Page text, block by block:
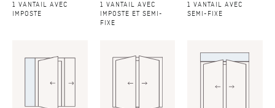
1 VANTAIL AVEC
IMPOSTE
1 VANTAIL AVEC
IMPOSTE ET SEMI-
FIXE
1 VANTAIL AVEC
SEMI-FIXE